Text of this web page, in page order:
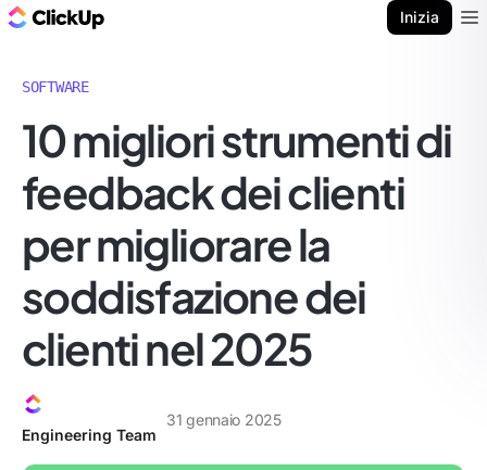
Inizia
SOFTWARE
10 migliori strumenti di
feedback dei clienti
per migliorare la
soddisfazione dei
clienti nel 2025
Engineering Team
31 gennaio 2025